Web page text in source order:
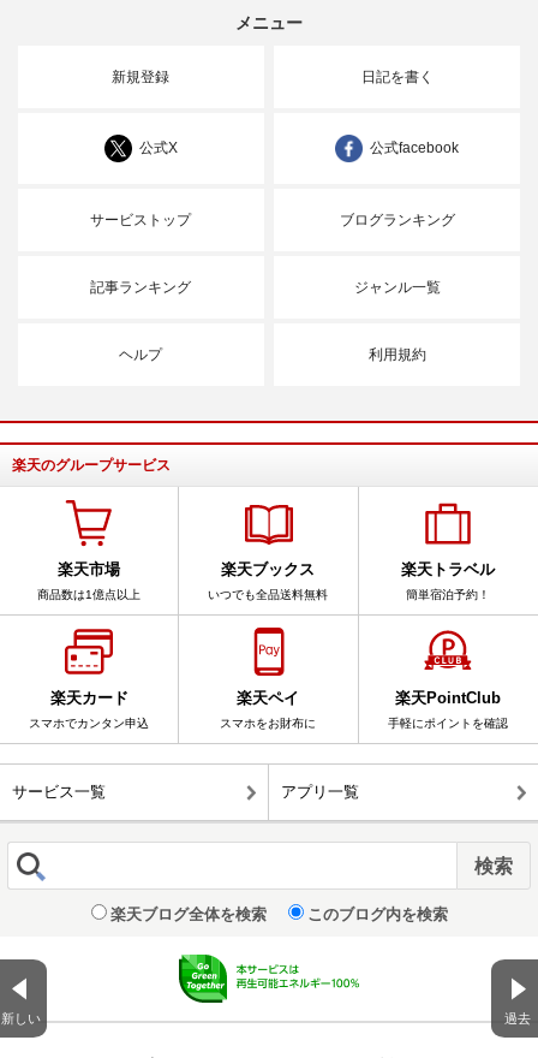
新しい 過去
メニュー
新規登録 日記を書く
公式X 公式facebook
サービストップ ブログランキング
記事ランキング ジャンル一覧
ヘルプ 利用規約
楽天のグループサービス
楽天市場
商品数は1億点以上
楽天ブックス
いつでも全品送料無料
楽天トラベル
簡単宿泊予約！
楽天カード
スマホでカンタン申込
楽天ペイ
スマホをお財布に
楽天PointClub
手軽にポイントを確認
サービス一覧 アプリ一覧
楽天ブログ全体を検索 このブログ内を検索